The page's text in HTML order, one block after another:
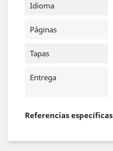
Idioma
Páginas
Tapas
Entrega
Referencias específicas